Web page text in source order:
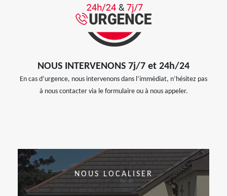
NOUS INTERVENONS 7j/7 et 24h/24
En cas d’urgence, nous intervenons dans l’immédiat, n’hésitez pas
à nous contacter via le formulaire ou à nous appeler.
NOUS LOCALISER